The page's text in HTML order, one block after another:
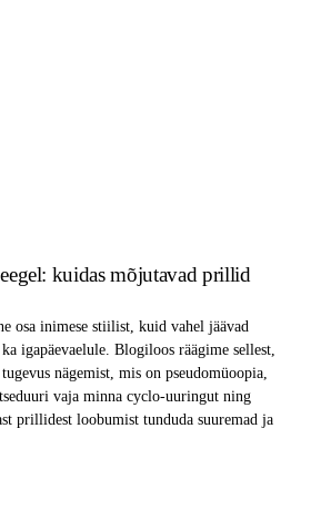
kuidas mõjutavad prillid
osa inimese stiilist, kuid vahel jäävad
igapäevaelule. Blogiloos räägime sellest,
nägemist, mis on pseudomüoopia,
vaja minna cyclo-uuringut ning
prillidest loobumist tunduda suuremad ja